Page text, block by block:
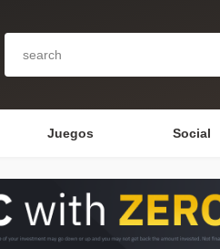
Juegos Social